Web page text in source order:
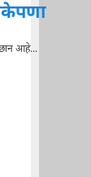
आहे...